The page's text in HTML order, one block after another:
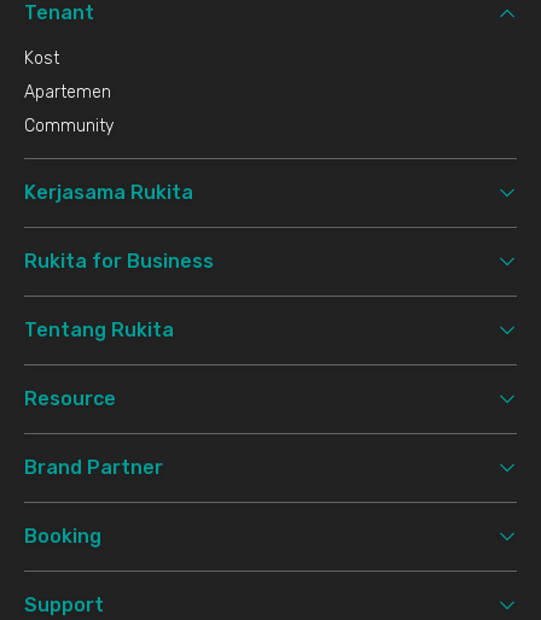
Tenant
Kost
Apartemen
Community
Kerjasama Rukita
Rukita for Business
Tentang Rukita
Resource
Brand Partner
Booking
Support